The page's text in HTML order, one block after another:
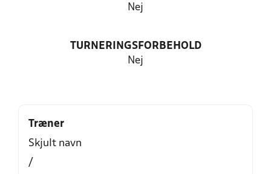
Nej
TURNERINGSFORBEHOLD
Nej
Træner
Skjult navn
/